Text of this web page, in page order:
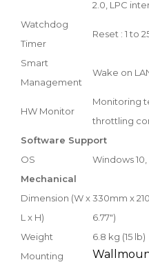
2.0, LPC
Watchdog
Timer
Reset : 1 to
Smart
Management
Wake on
HW Monitor
Monitoring
throttling
Software Support
OS
Windows 10,
Mechanical
Dimension (W x
L x H)
330mm x
6.77")
Weight
6.8 kg (15 lb)
Mounting